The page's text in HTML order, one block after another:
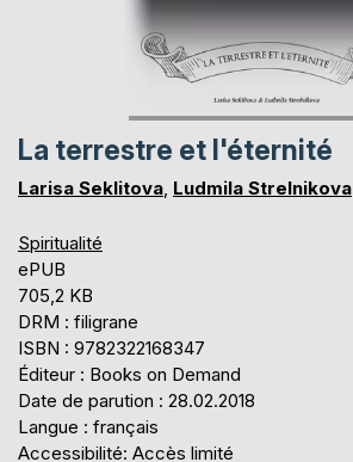
La terrestre et l'éternité
Larisa Seklitova, Ludmila Strelnikova
Spiritualité
ePUB
705,2 KB
DRM : filigrane
ISBN : 9782322168347
Éditeur : Books on Demand
Date de parution : 28.02.2018
Langue : français
Accessibilité: Accès limité